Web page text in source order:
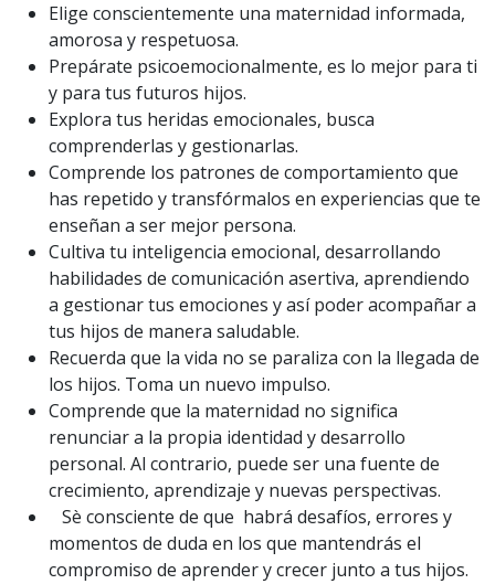
Elige conscientemente una maternidad informada,
amorosa y respetuosa.
Prepárate psicoemocionalmente, es lo mejor para ti
y para tus futuros hijos.
Explora tus heridas emocionales, busca
comprenderlas y gestionarlas.
Comprende los patrones de comportamiento que
has repetido y transfórmalos en experiencias que te
enseñan a ser mejor persona.
Cultiva tu inteligencia emocional, desarrollando
habilidades de comunicación asertiva, aprendiendo
a gestionar tus emociones y así poder acompañar a
tus hijos de manera saludable.
Recuerda que la vida no se paraliza con la llegada de
los hijos. Toma un nuevo impulso.
Comprende que la maternidad no significa
renunciar a la propia identidad y desarrollo
personal. Al contrario, puede ser una fuente de
crecimiento, aprendizaje y nuevas perspectivas.
Sè consciente de que habrá desafíos, errores y
momentos de duda en los que mantendrás el
compromiso de aprender y crecer junto a tus hijos.